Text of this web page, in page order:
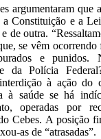
argumentaram que
Constituição e a
de outra.
se vêm
e punidos.
da Polícia
à ação do
à saúde se há
operadas por
Cebes. A posição
as de “atrasadas”.